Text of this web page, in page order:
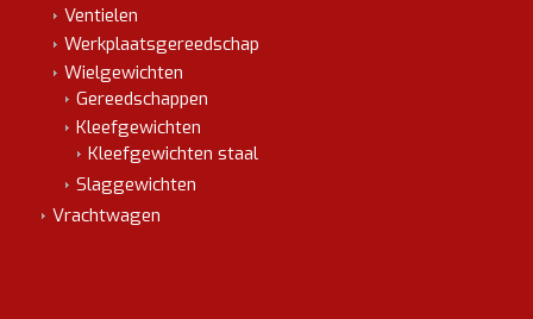
Ventielen
Werkplaatsgereedschap
Wielgewichten
Gereedschappen
Kleefgewichten
Kleefgewichten staal
Slaggewichten
Vrachtwagen